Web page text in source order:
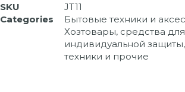
SKU
JT11
Categories
Бытовые техники и
Хозтовары, средства для
индивидуальной
техники и прочие